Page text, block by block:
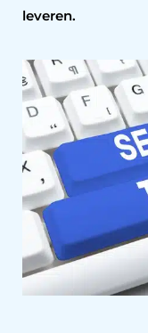
leveren.